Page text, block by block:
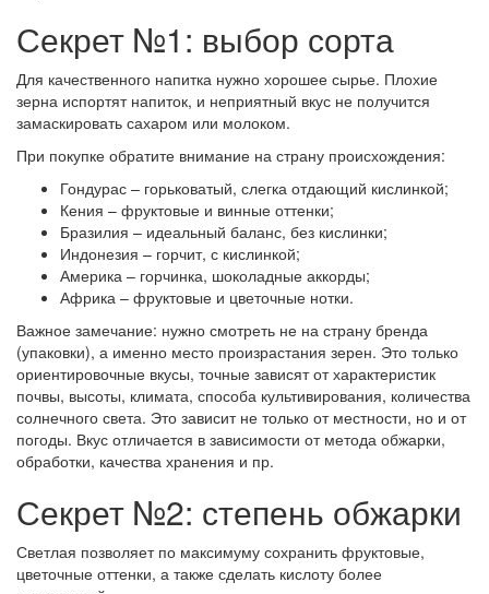
Секрет №1: выбор сорта
Для качественного напитка нужно хорошее сырье. Плохие
зерна испортят напиток, и неприятный вкус не получится
замаскировать сахаром или молоком.
При покупке обратите внимание на страну происхождения:
Гондурас – горьковатый, слегка отдающий кислинкой;
Кения – фруктовые и винные оттенки;
Бразилия – идеальный баланс, без кислинки;
Индонезия – горчит, с кислинкой;
Америка – горчинка, шоколадные аккорды;
Африка – фруктовые и цветочные нотки.
Важное замечание: нужно смотреть не на страну бренда
(упаковки), а именно место произрастания зерен. Это только
ориентировочные вкусы, точные зависят от характеристик
почвы, высоты, климата, способа культивирования, количества
солнечного света. Это зависит не только от местности, но и от
погоды. Вкус отличается в зависимости от метода обжарки,
обработки, качества хранения и пр.
Секрет №2: степень обжарки
Светлая позволяет по максимуму сохранить фруктовые,
цветочные оттенки, а также сделать кислоту более